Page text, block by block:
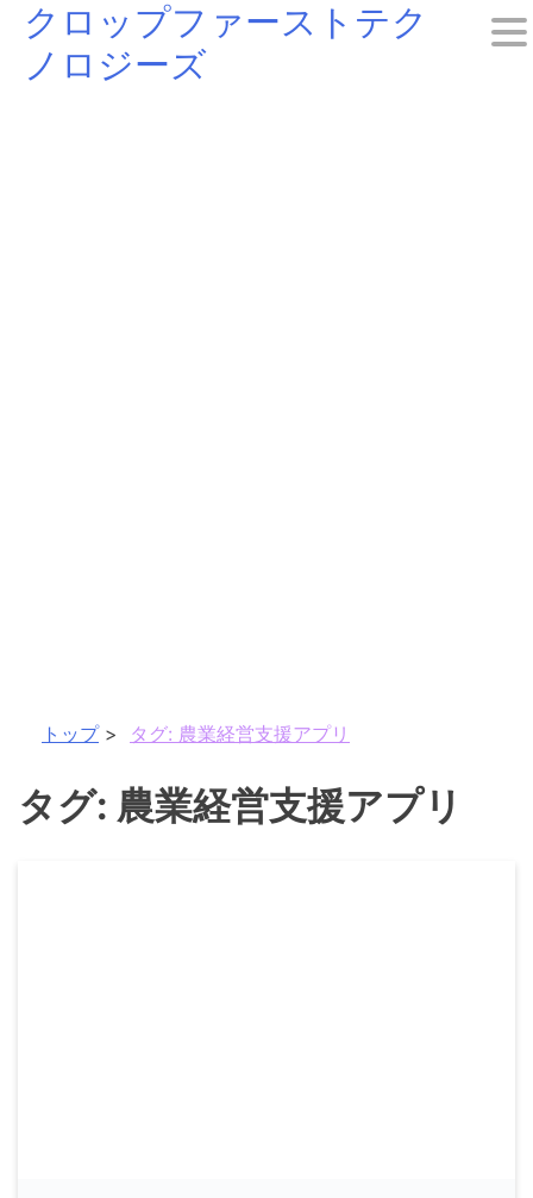
Skipクロップファーストテク
ノロジーズ
トップ タグ: 農業経営支援アプリ
タグ: 農業経営支援アプリ